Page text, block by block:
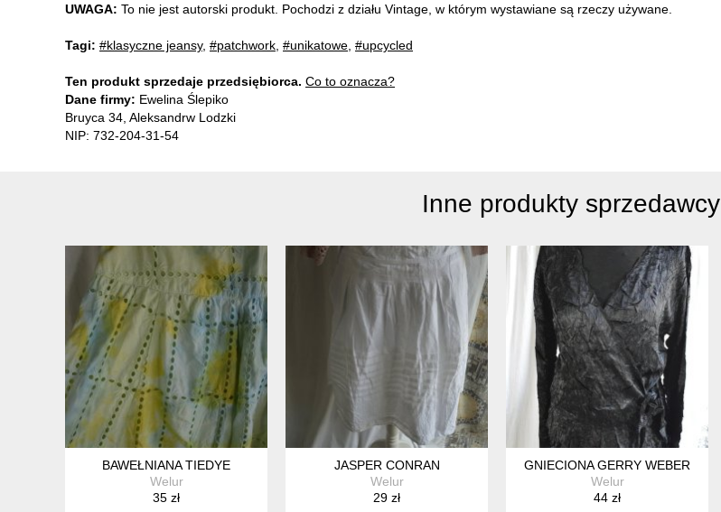
UWAGA: To nie jest autorski produkt. Pochodzi z działu Vintage, w którym wystawiane są rzeczy używane.
Tagi: #klasyczne jeansy, #patchwork #unikatowe #upcycled
Ten produkt sprzedaje przedsiębiorca. Co to oznacza?
Dane firmy: Ewelina Ślepiko
Bruyca 34, Aleksandrw Lodzki
NIP: 732-204-31-54
Inne produkty sprzedawcy
BAWEŁNIANA TIEDYE
Welur
35 zł
JASPER CONRAN
Welur
29 zł
GNIECIONA GERRY WEBER
Welur
44 zł